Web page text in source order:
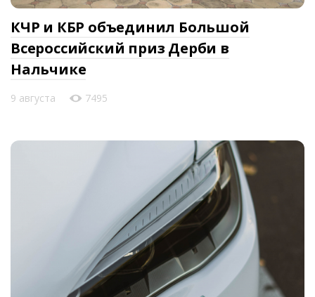
КЧР и КБР объединил Большой
Всероссийский приз Дерби в
Нальчике
9 августа 7495